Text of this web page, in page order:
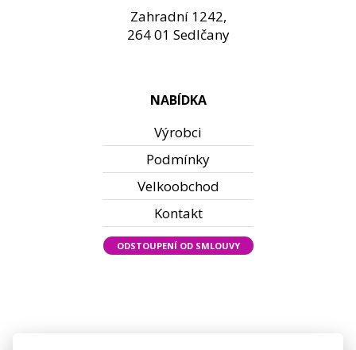
Zahradní 1242,
264 01 Sedlčany
NABÍDKA
Výrobci
Podmínky
Velkoobchod
Kontakt
ODSTOUPENÍ OD SMLOUVY